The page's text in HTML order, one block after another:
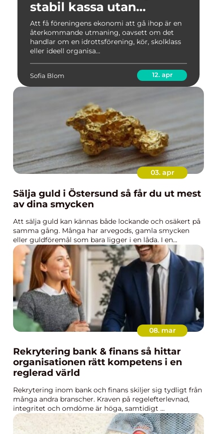
stabil kassa utan
krångel
Att få föreningens ekonomi att gå ihop är en
återkommande utmaning, oavsett om det
handlar om en idrottsförening, kör, skolklass
eller ideell organisa...
Sofia Blom 12. apr
03. apr
Sälja guld i Östersund så får du ut mest
av dina smycken
Att sälja guld kan kännas både lockande och osäkert på
samma gång. Många har arvegods, gamla smycken
eller guldföremål som bara ligger i en låda. I en...
08. mar
Rekrytering bank & finans så hittar
organisationen rätt kompetens i en
reglerad värld
Rekrytering inom bank och finans skiljer sig tydligt från
många andra branscher. Kraven på regelefterlevnad,
integritet och omdöme är höga, samtidigt ...